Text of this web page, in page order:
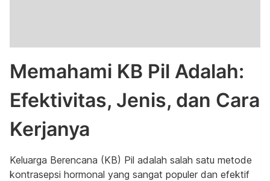
Memahami KB Pil Adalah:
Efektivitas, Jenis, dan Cara
Kerjanya
Keluarga Berencana (KB) Pil adalah salah satu metode
kontrasepsi hormonal yang sangat populer dan efektif